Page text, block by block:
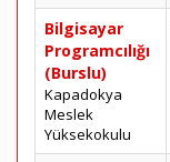
Bilgisayar
Programcılığı
(Burslu)
Kapadokya
Meslek
Yüksekokulu